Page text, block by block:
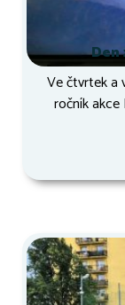
Den
Ve čtvrtek a
ročník akce